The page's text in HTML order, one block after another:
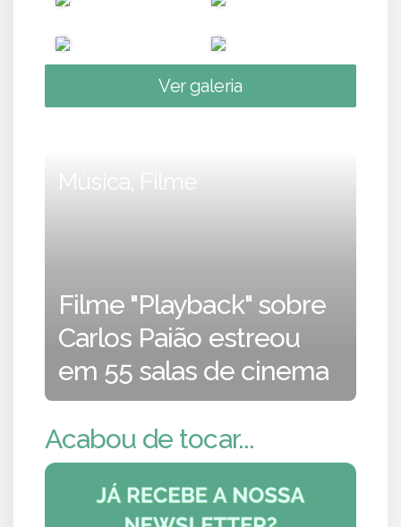
Ver galeria
Música, Filme
Filme "Playback" sobre
Carlos Paião estreou
em 55 salas de cinema
Acabou de tocar...